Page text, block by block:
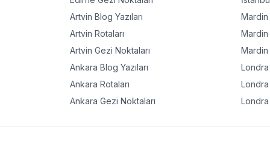
Artvin Blog Yazıları
Artvin Rotaları
Artvin Gezi Noktaları
Ankara Blog Yazıları
Ankara Rotaları
Ankara Gezi Noktaları
Mardin
Mardin
Mardin
Londra
Londra
Londra